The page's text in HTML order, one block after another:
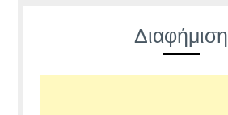
Διαφήμιση